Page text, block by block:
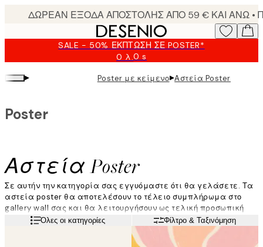
SALE - 50% ΈΚΠΤΩΣΗ ΣΕ POSTER*
0 λ.0 s
Ισχύει
μέχρι:
2026-
▸ Poster με κείμενο▸Αστεία Poster
Αστεία Poster
Poster
Σε αυτήν την κατηγορία σας εγγυόμαστε ότι θα γελάσετε. Τα
αστεία poster θα αποτελέσουν το τέλειο συμπλήρωμα στο
gallery wall σας και θα λειτουργήσουν ως τελική προσωπική
πινελιά. Η επιλογή ενός αστείου poster που θα σας κάνει να
γελάσετε κάθε φορά που το κοιτάτε, είναι ακριβώς αυτό που
χρειάζεται το σπίτι σας! Περισσότερα χαμόγελα για εσάς.
Διαβάστε περισσότερα
Όλες οι κατηγορίες Φίλτρο & Ταξινόμηση